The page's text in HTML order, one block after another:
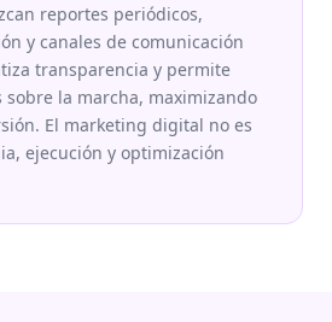
reportes periódicos,
y canales de comunicación
transparencia y permite
la marcha, maximizando
El marketing digital no es
ejecución y optimización